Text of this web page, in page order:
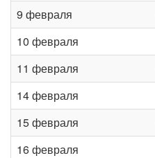
9 февраля
10 февраля
11 февраля
14 февраля
15 февраля
16 февраля